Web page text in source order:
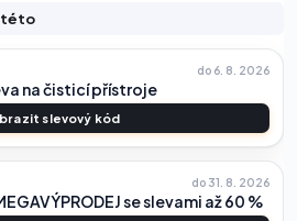
této
do 6. 8. 2026
na čisticí přístroje
slevový kód
do 31. 8. 2026
se slevami až 60 %